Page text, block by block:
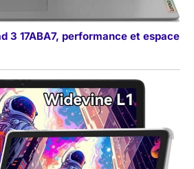
3 17ABA7, performance et espace